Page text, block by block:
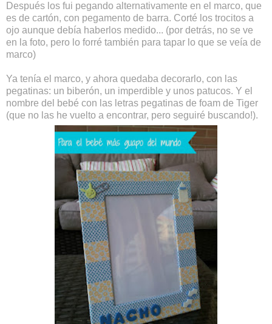
Después los fui pegando alternativamente en el marco, que
es de cartón, con pegamento de barra. Corté los trocitos a
ojo aunque debía haberlos medido... (por detrás, no se ve
en la foto, pero lo forré también para tapar lo que se veía de
marco)
Ya tenía el marco, y ahora quedaba decorarlo, con las
pegatinas: un biberón, un imperdible y unos patucos. Y el
nombre del bebé con las letras pegatinas de foam de Tiger
(que no las he vuelto a encontrar, pero seguiré buscando!).